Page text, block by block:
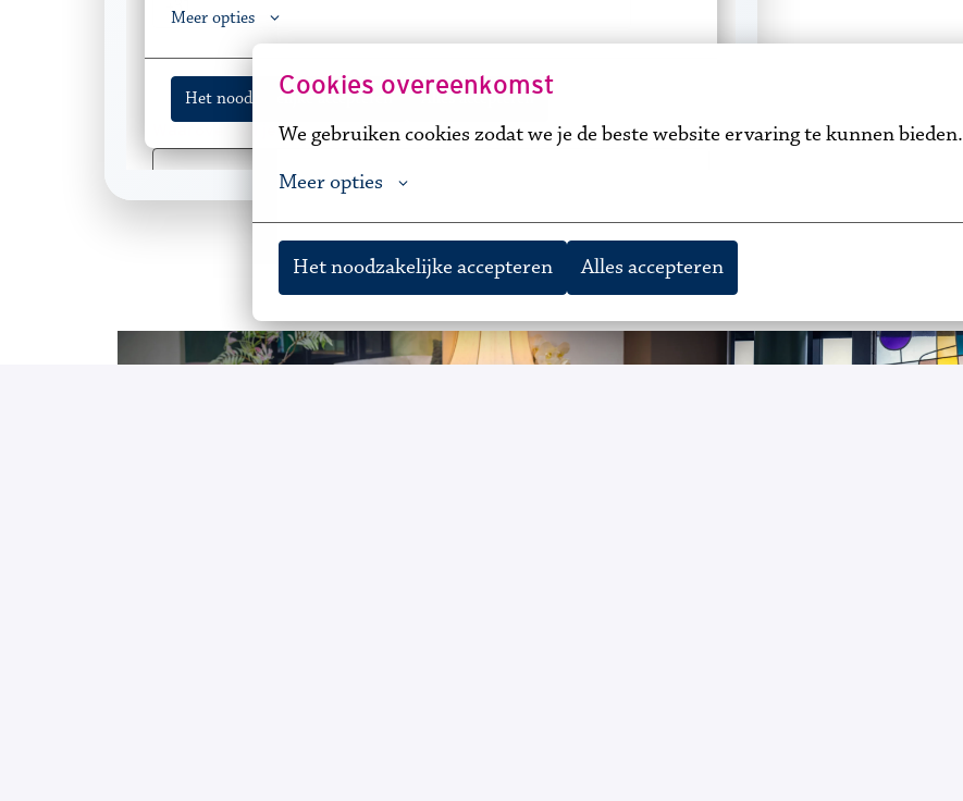
Cookies overeenkomst
We gebruiken cookies zodat we je de beste website ervaring te kunnen bieden.
Meer opties
Het noodzakelijke accepteren Alles accepteren